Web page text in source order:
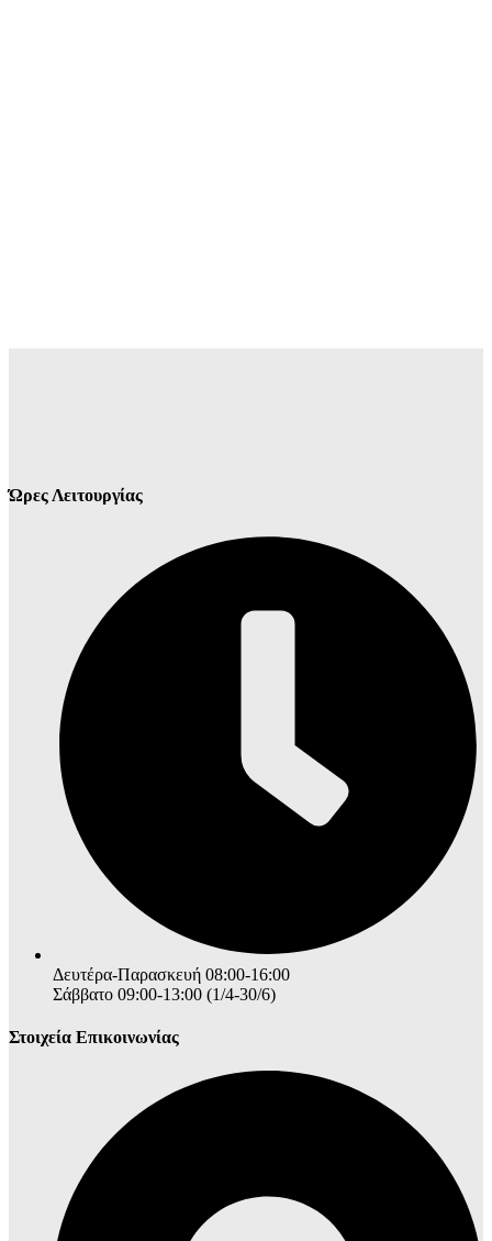
Ώρες Λειτουργίας
Δευτέρα-Παρασκευή 08:00-16:00
Σάββατο 09:00-13:00 (1/4-30/6)
Στοιχεία Επικοινωνίας